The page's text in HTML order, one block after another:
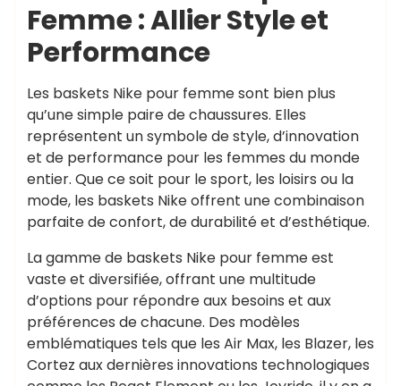
Femme : Allier Style et
Performance
Les baskets Nike pour femme sont bien plus
qu’une simple paire de chaussures. Elles
représentent un symbole de style, d’innovation
et de performance pour les femmes du monde
entier. Que ce soit pour le sport, les loisirs ou la
mode, les baskets Nike offrent une combinaison
parfaite de confort, de durabilité et d’esthétique.
La gamme de baskets Nike pour femme est
vaste et diversifiée, offrant une multitude
d’options pour répondre aux besoins et aux
préférences de chacune. Des modèles
emblématiques tels que les Air Max, les Blazer, les
Cortez aux dernières innovations technologiques